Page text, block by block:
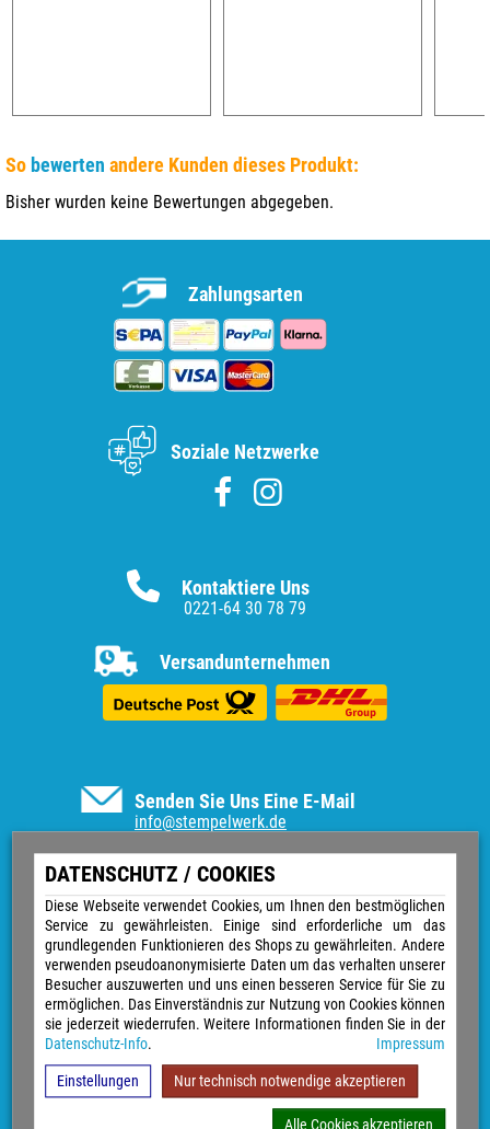
DATENSCHUTZ / COOKIES
Diese Webseite verwendet Cookies, um Ihnen den bestmöglichen
Service zu gewährleisten. Einige sind erforderliche um das
grundlegenden Funktionieren des Shops zu gewährleiten. Andere
verwenden pseudoanonymisierte Daten um das verhalten unserer
Besucher auszuwerten und uns einen besseren Service für Sie zu
ermöglichen. Das Einverständnis zur Nutzung von Cookies können
sie jederzeit wiederrufen. Weitere Informationen finden Sie in der
Datenschutz-Info. Impressum
Einstellungen Nur technisch notwendige akzeptieren
Alle Cookies akzeptieren
So bewerten andere Kunden dieses Produkt:
Bisher wurden keine Bewertungen abgegeben.
Senden Sie Uns Eine E-Mail
info@stempelwerk.de
Informationen
Vertrag widerrufen
Kontakt
Über uns
Impressum
Versand & Zahlungsarten
Widerrufsrecht
Datenschutz
Sitemap
AGB
Magazin
Kontaktiere Uns
0221-64 30 78 79
Versandunternehmen
Zahlungsarten
Soziale Netzwerke